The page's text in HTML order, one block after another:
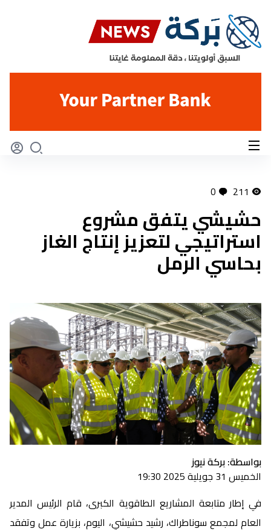
211
0
حشيشي يتفق مشروع
استراتيجي لتعزيز إنتاج الغاز
بحاسي الرمل
بواسطة: بركة نيوز
الخميس 31 جويلية 2025 19:30
في إطار متابعة المشاريع الطاقوية الكبرى، قام الرئيس المدير
العام لمجمع سوناطراك، رشيد حشيشي، اليوم، بزيارة عمل وتفقد